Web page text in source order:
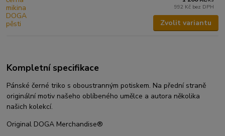
992 Kč bez DPH
Zvolit variantu
Kompletní specifikace
Pánské černé triko s oboustranným potiskem. Na přední straně
originální motiv našeho oblíbeného umělce a autora několika
našich kolekcí.
Original DOGA Merchandise®